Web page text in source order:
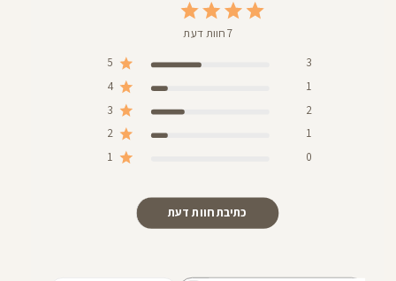
7 חוות דעת
5
3
4
1
3
2
2 1
1 0
כתיבת חוות דעת